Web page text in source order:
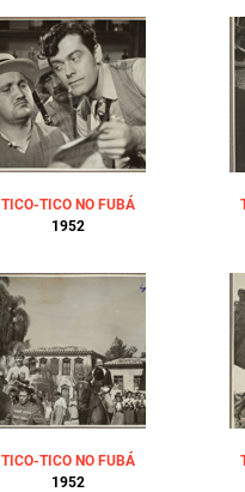
TICO-TICO NO FUBÁ
1952
TICO-TICO NO FUBÁ
1952